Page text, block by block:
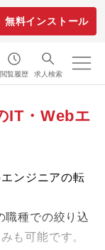
無料インストール
閲覧履歴 求人検索
IT・Webエ
ンジニアの転
職種での絞り込
も可能です。